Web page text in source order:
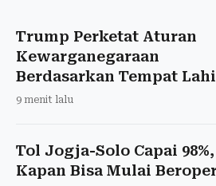
Trump Perketat Aturan
Kewarganegaraan
Berdasarkan Tempat
9 menit lalu
Tol Jogja-Solo Capai 98%,
Kapan Bisa Mulai